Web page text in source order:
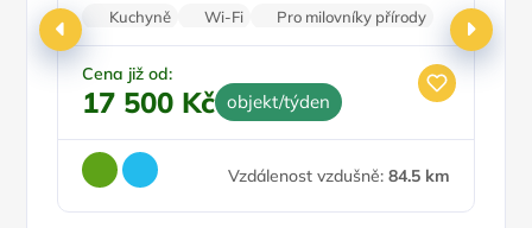
Kuchyně Wi-Fi
Pro milovníky přírody
Balkon/terasa
Krb
Cena již od:
17 500 Kč objekt/týden
Vzdálenost vzdušně: 84.5 km